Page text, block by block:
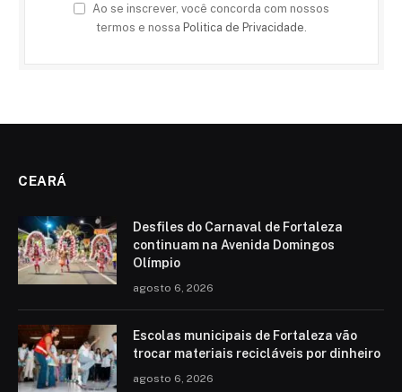
Ao se inscrever, você concorda com nossos
termos e nossa Politica de Privacidade
CEARÁ
Desfiles do Carnaval de Fortaleza
continuam na Avenida Domingos
Olímpio
agosto 6, 2026
Escolas municipais de Fortaleza vão
trocar materiais recicláveis por dinheiro
agosto 6, 2026